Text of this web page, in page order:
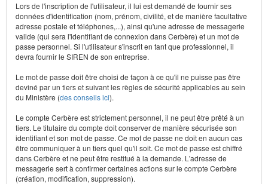
Lors de l'inscription de l'utilisateur, il lui est demandé de fournir ses
données d'identification (nom, prénom, civilité, et de manière facultative
adresse postale et téléphones,...), ainsi qu'une adresse de messagerie
valide (qui sera l'identifiant de connexion dans Cerbère) et un mot de
passe personnel. Si l'utilisateur s'inscrit en tant que professionnel, il
devra fournir le SIREN de son entreprise.
Le mot de passe doit être choisi de façon à ce qu'il ne puisse pas être
deviné par un tiers et suivant les règles de sécurité applicables au sein
du Ministère (des conseils ici).
Le compte Cerbère est strictement personnel, il ne peut être prêté à un
tiers. Le titulaire du compte doit conserver de manière sécurisée son
identifiant et son mot de passe. Ce mot de passe ne doit en aucun cas
être communiquer à un tiers quel qu'il soit. Ce mot de passe est chiffré
dans Cerbère et ne peut être restitué à la demande. L'adresse de
messagerie sert à confirmer certaines actions sur le compte Cerbère
(création, modification, suppression).